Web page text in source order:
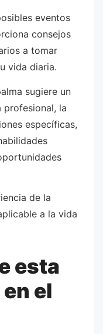
eventos
consejos
a tomar
vida diaria.
sugiere un
profesional, la
específicas,
de la
a la vida
esta
el